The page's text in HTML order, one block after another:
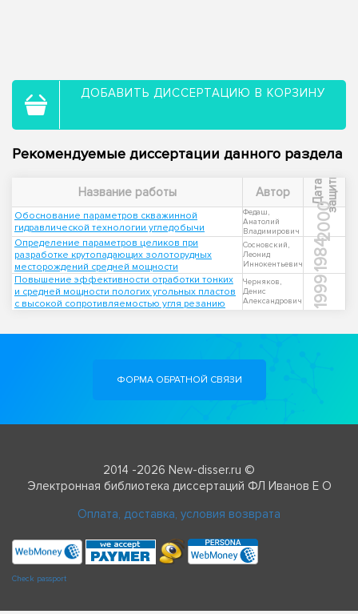
ДОБАВИТЬ ДИССЕРТАЦИЮ В КОРЗИНУ
Рекомендуемые диссертации данного раздела
Название работы Автор Д
а
т
а
з
а
щ
и
ты
Обоснование параметров скважинной
гидравлической технологии угледобычи
Федаш,
Анатолий
Владимирович
2000
Определение параметров целиков при
разработке крутопадающих золоторудных
месторождений средней мощности
Сосновский,
Леонид
Иннокентьевич
1984
Повышение эффективности отработки тонких
и средней мощности пологих угольных пластов
с высокой сопротивляемостью угля резанию
Черняков,
Денис
Александрович
1999
ФОРМА ОБРАТНОЙ СВЯЗИ
2014 -2026 New-disser.ru ©
Электронная библиотека диссертаций ФЛ Иванов Е О
Оплата, доставка, условия возврата
Check passport